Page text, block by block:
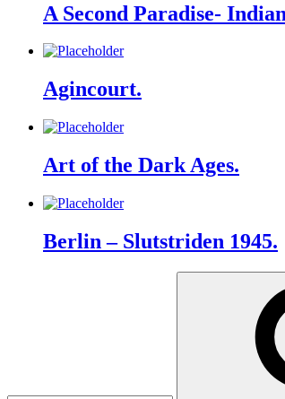
A Second Paradise-
Agincourt.
Art of the Dark Ages.
Berlin – Slutstriden 1945.